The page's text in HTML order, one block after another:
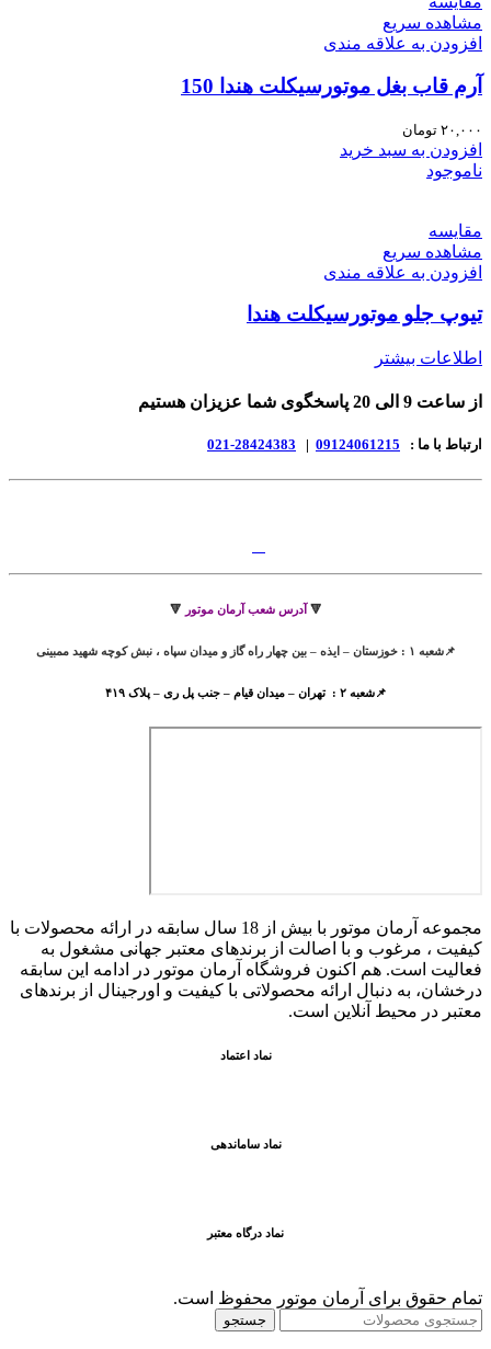
مشاهده سریع
افزودن به علاقه مندی
آرم قاب بغل موتورسیکلت هندا 150
۲۰,۰۰۰ تومان
افزودن به سبد خرید
ناموجود
مقایسه
مشاهده سریع
افزودن به علاقه مندی
تیوپ جلو موتورسیکلت هندا
اطلاعات بیشتر
از ساعت 9 الی 20 پاسخگوی شما عزیزان هستیم
ارتباط با ما : 09124061215
|
28424383-021
🔻 آدرس شعب آرمان موتور 🔻
📌شعبه ۱ : خوزستان – ایذه – بین چهار راه گاز و میدان سپاه ، نبش کوچه شهید ممبینی
📌شعبه ۲ : تهران – میدان قیام – جنب پل ری – پلاک ۴۱۹
مجموعه آرمان موتور با بیش از 18 سال سابقه در ارائه محصولات با
کيفيت ، مرغوب و با اصالت از برندهای معتبر جهانی مشغول به
فعاليت است. هم اکنون فروشگاه آرمان موتور در ادامه اين سابقه
درخشان، به دنبال ارائه محصولاتی با کيفيت و اورجينال از برندهای
معتبر در محيط آنلاين است.
نماد اعتماد
نماد ساماندهی
نماد درگاه معتبر
تمام حقوق برای آرمان موتور محفوظ است.
جستجو